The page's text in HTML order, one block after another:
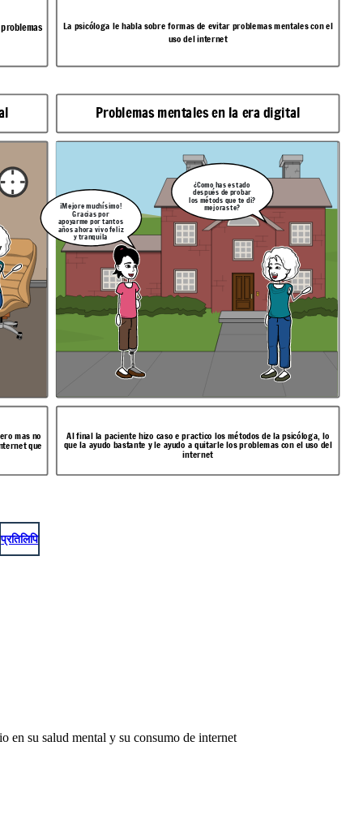
Problemas mentales en la era digital
La psicóloga le habla sobre formas de evitar problemas mentales con el
uso del internet
mas no
que
Al final la paciente hizo caso e practico los métodos de la psicóloga, lo
que la ayudo bastante y le ayudo a quitarle los problemas con el uso del
internet
¿Como has estado
después de probar
los métods que te di?
mejoraste?
¡Mejore muchísimo!
Gracias por
apoyarme por tantos
años ahora vivo feliz
y tranquila
प्रतिलिपि
en su salud mental y su consumo de internet